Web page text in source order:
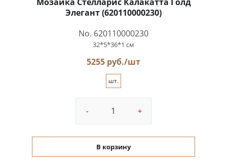
Элегант (620110000230)
No. 620110000230
32*5*36*1 см
5255 руб./шт
шт.
- +
В корзину